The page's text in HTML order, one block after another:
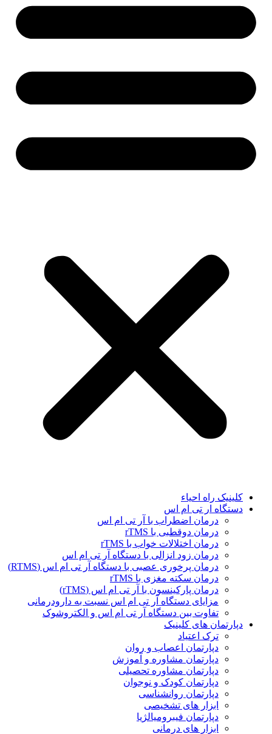
کلینیک راه احیاء
دستگاه ار تی ام اس
درمان اضطراب با آر تی ام اس
درمان دوقطبی با rTMS
درمان اختلالات خواب با rTMS
درمان زود انزالی با دستگاه آر تی ام اس
درمان پرخوری عصبی با دستگاه آر تی ام اس (RTMS)
درمان سکته مغزی با rTMS
درمان پارکینسون با آر تی ام اس (rTMS)
مزایای دستگاه آر تی ام اس نسبت به دارودرمانی
تفاوت بین دستگاه آر تی ام اس و الکتروشوک
دپارتمان های کلینیک
ترک اعتیاد
دپارتمان اعصاب و روان
دپارتمان مشاوره و آموزش
دپارتمان مشاوره تحصیلی
دپارتمان کودک و نوجوان
دپارتمان روانشناسی
ابزار های تشخیصی
دپارتمان فیبرومیالژیا
ابزار های درمانی